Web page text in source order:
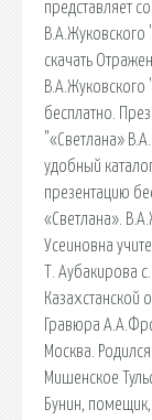
представляет
В.А.Жуковского
скачать
В.А.Жуковского
бесплатно.
"«Светлана»
удобный
презентацию
«Светлана».
Усеиновна
Т. Аубакирова
Казахстанской
Гравюра
Москва.
Мишенское
Бунин,